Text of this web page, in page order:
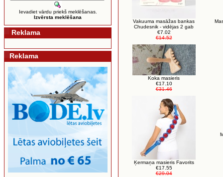
Ievadiet vārdu priekš meklēšanas.
Izvērsta meklēšana
Reklama
Reklama
Vakuuma masāžas bankas
Chudesnik - vidējas 2 gab
€7.02
€14.52
Koka masieris
€17.10
€31.46
Ķermaņa masieris Favorits
€17.55
€29.04